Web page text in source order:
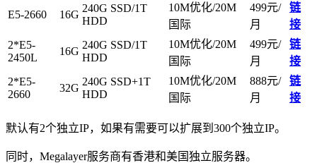
E5-2660 16G
240G SSD/1T
HDD
10M优化/20M
国际
499元/
月
链
接
2*E5-
2450L
16G
240G SSD/1T
HDD
10M优化/20M
国际
499元/
月
链
接
2*E5-
2660
32G
240G SSD+1T
HDD
10M优化/20M
国际
888元/
月
链
接
默认有2个独立IP，如果有需要可以扩展到300个独立IP。
同时，Megalayer服务商有香港和美国独立服务器。